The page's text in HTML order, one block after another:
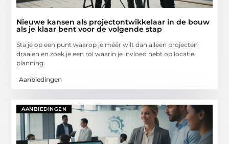
Nieuwe kansen als projectontwikkelaar in de bouw
als je klaar bent voor de volgende stap
Sta je op een punt waarop je méér wilt dan alleen projecten
draaien en zoek je een rol waarin je invloed hebt op locatie,
planning
Aanbiedingen
AANBIEDINGEN